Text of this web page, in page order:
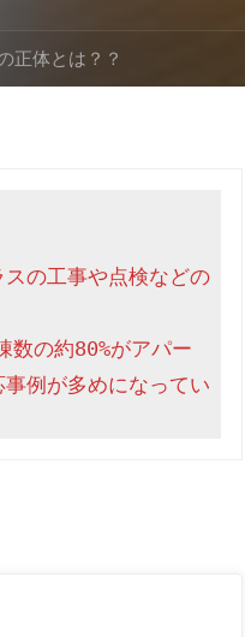
正体とは？？
の工事や点検などの
の約80%がアパー
例が多めになってい